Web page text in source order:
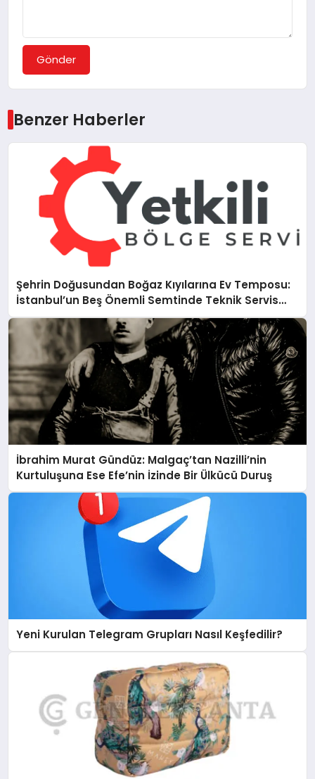
Gönder
Benzer Haberler
Şehrin Doğusundan Boğaz Kıyılarına Ev Temposu:
İstanbul’un Beş Önemli Semtinde Teknik Servis
Deneyimi
İbrahim Murat Gündüz: Malgaç’tan Nazilli’nin
Kurtuluşuna Ese Efe’nin İzinde Bir Ülkücü Duruş
Yeni Kurulan Telegram Grupları Nasıl Keşfedilir?